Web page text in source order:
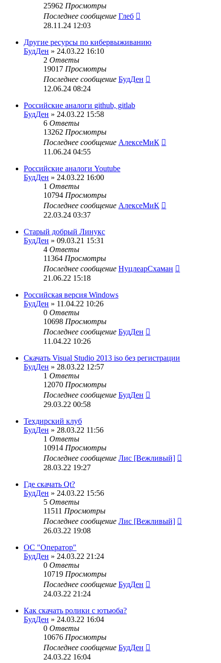
25962 Просмотры
Последнее сообщение Глеб
28.11.24 12:03
Другие ресурсы по кибервыживанию
БудДен » 24.03.22 16:10
2 Ответы
19017 Просмотры
Последнее сообщение БудДен
12.06.24 08:24
Российские аналоги github, gitlab
БудДен » 24.03.22 15:58
6 Ответы
13262 Просмотры
Последнее сообщение АлексеМиК
11.06.24 04:55
Российские аналоги Youtube
БудДен » 24.03.22 16:00
1 Ответы
10794 Просмотры
Последнее сообщение АлексеМиК
22.03.24 03:37
Старый добрый Линукс
БудДен » 09.03.21 15:31
4 Ответы
11364 Просмотры
Последнее сообщение НуцлеарСхаман
21.06.22 15:18
Российская версия Windows
БудДен » 11.04.22 10:26
0 Ответы
10698 Просмотры
Последнее сообщение БудДен
11.04.22 10:26
Скачать Visual Studio 2013 iso без регистрации
БудДен » 28.03.22 12:57
1 Ответы
12070 Просмотры
Последнее сообщение БудДен
29.03.22 00:58
Техдирский клуб
БудДен » 28.03.22 11:56
1 Ответы
10914 Просмотры
Последнее сообщение Лис [Вежливый]
28.03.22 19:27
Где скачать Qt?
БудДен » 24.03.22 15:56
5 Ответы
11511 Просмотры
Последнее сообщение Лис [Вежливый]
26.03.22 19:08
ОС "Оператор"
БудДен » 24.03.22 21:24
0 Ответы
10719 Просмотры
Последнее сообщение БудДен
24.03.22 21:24
Как скачать ролики с ютьюба?
БудДен » 24.03.22 16:04
0 Ответы
10676 Просмотры
Последнее сообщение БудДен
24.03.22 16:04